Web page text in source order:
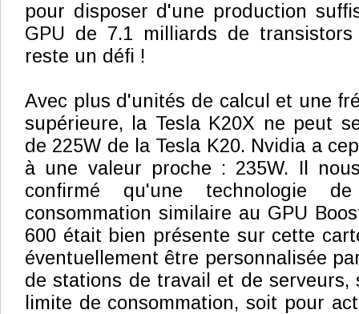
pour disposer d'une production
GPU de 7.1 milliards de
reste un défi !
Avec plus d'unités de calcul et une
supérieure, la Tesla K20X ne peut
de 225W de la Tesla K20. Nvidia a
à une valeur proche : 235W. Il
confirmé qu'une technologie
consommation similaire au GPU
600 était bien présente sur cette
éventuellement être personnalisée
de stations de travail et de serveurs,
limite de consommation, soit pour